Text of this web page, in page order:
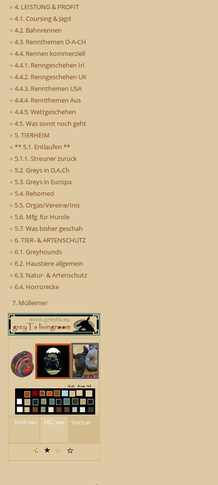
4. LEISTUNG & PROFIT
4.1. Coursing & Jagd
4.2. Bahnrennen
4.3. Rennthemen D-A-CH
4.4. Rennen kommerziell
4.4.1. Renngeschehen Irl
4.4.2. Renngeschehen UK
4.4.3. Rennthemen USA
4.4.4. Rennthemen Aus
4.4.5. Wettgeschehen
4.5. Was sonst noch geht
5. TIERHEIM
** 5.1. Entlaufen **
5.1.1. Streuner zurück
5.2. Greys in D,A,Ch
5.3. Greys in Europa
5.4. Rehomed
5.5. Orgas/Vereine/Inis
5.6. Mfg. für Hunde
5.7. Was bisher geschah
6. TIER- & ARTENSCHUTZ
6.1. Greyhounds
6.2. Haustiere allgemein
6.3. Natur- & Artenschutz
6.4. Horrorecke
7. Mülleimer